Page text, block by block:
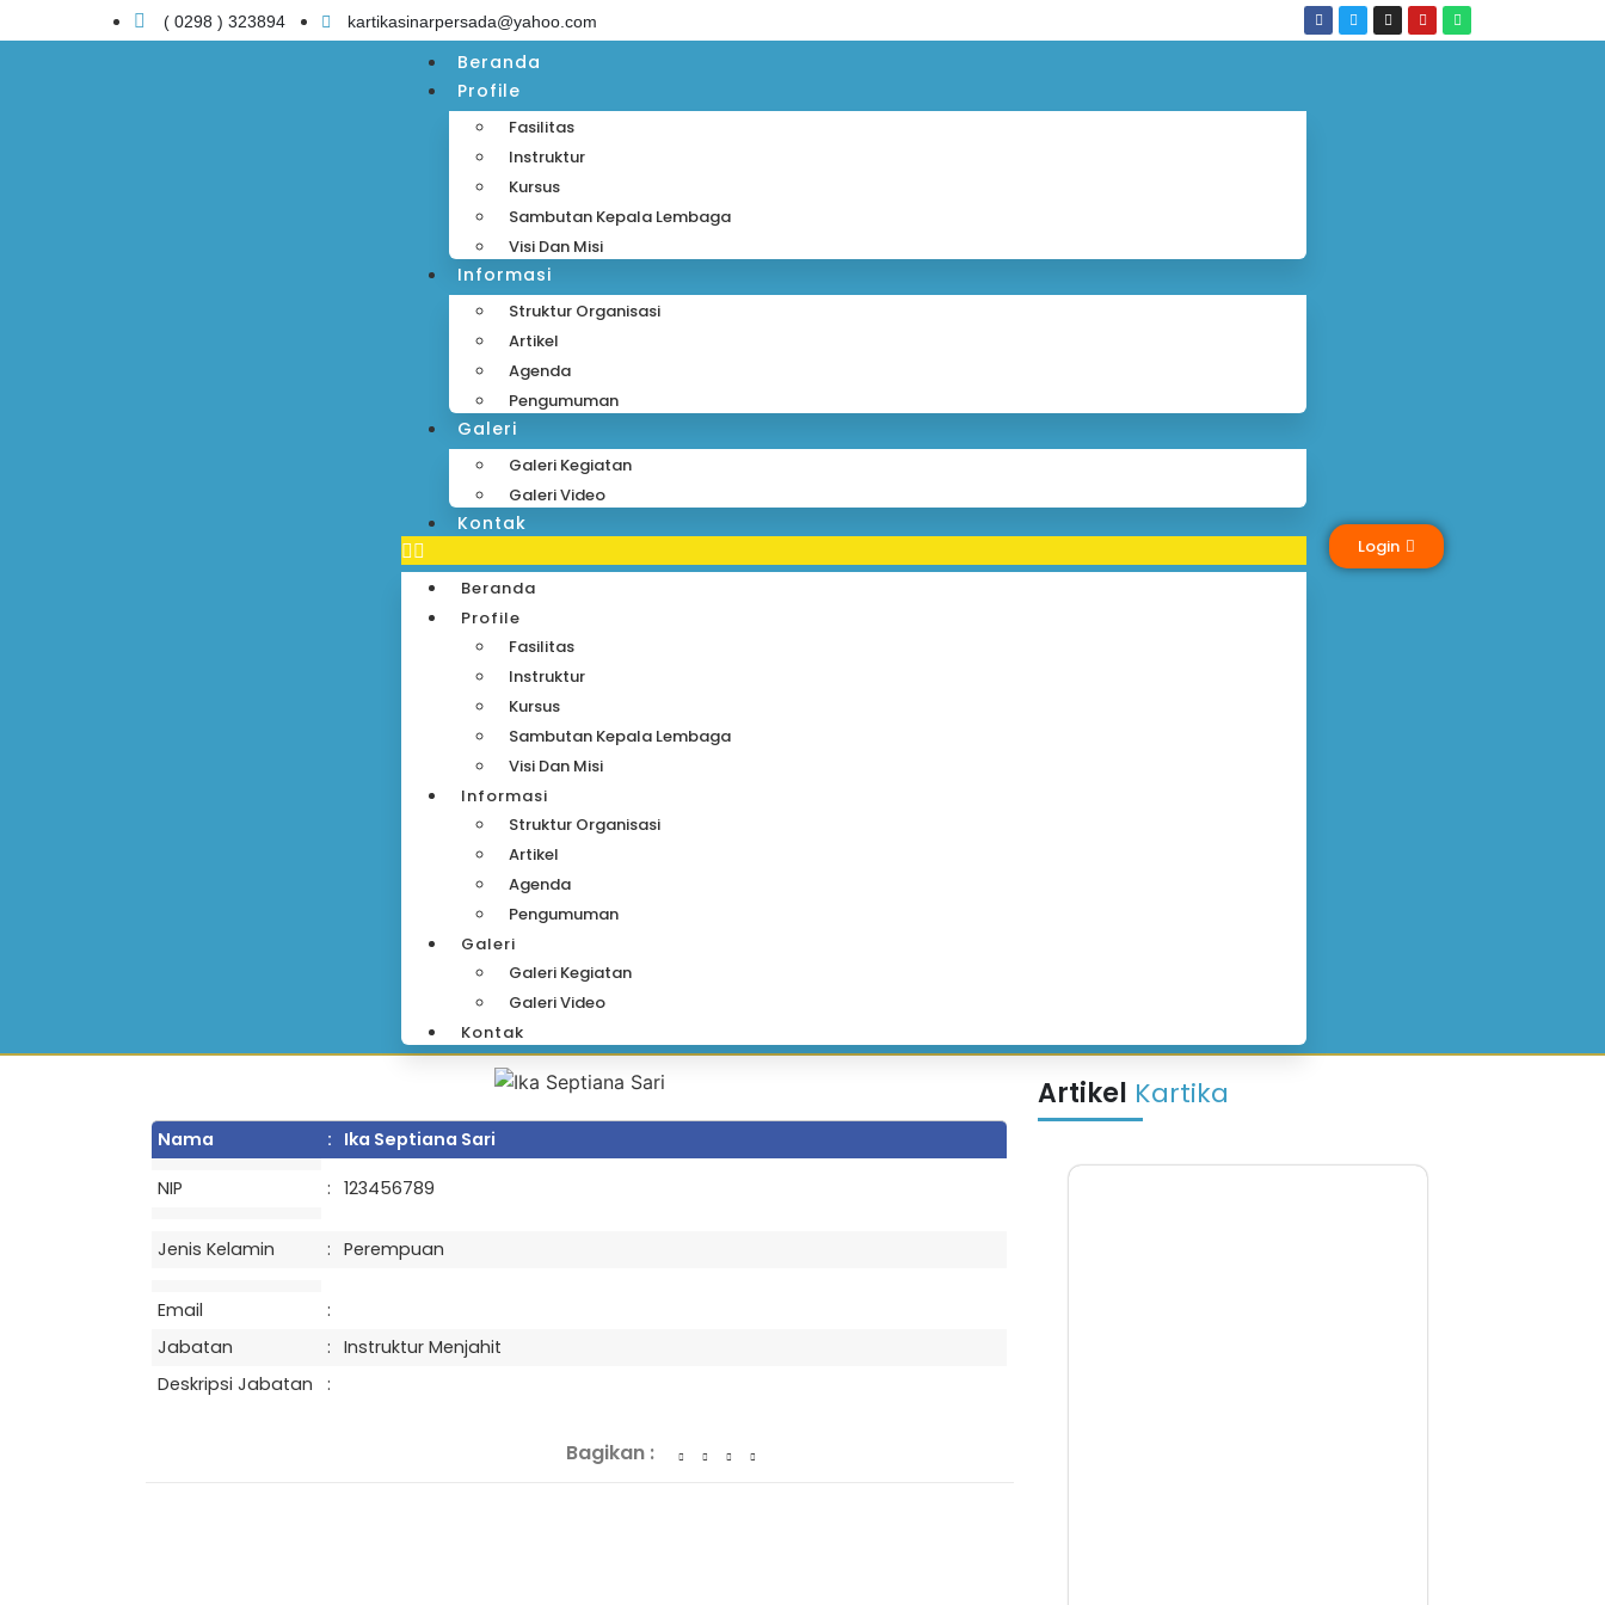
( 0298 ) 323894 kartikasinarpersada@yahoo.com
Beranda
Profile
Fasilitas
Instruktur
Kursus
Sambutan Kepala Lembaga
Visi Dan Misi
Informasi
Struktur Organisasi
Artikel
Agenda
Pengumuman
Galeri
Galeri Kegiatan
Galeri Video
Kontak
Beranda
Profile
Fasilitas
Instruktur
Kursus
Sambutan Kepala Lembaga
Visi Dan Misi
Informasi
Struktur Organisasi
Artikel
Agenda
Pengumuman
Galeri
Galeri Kegiatan
Galeri Video
Kontak
Login
Nama : Ika Septiana Sari
NIP : 123456789
Jenis Kelamin : Perempuan
Email
:
Jabatan
: Instruktur Menjahit
Deskripsi Jabatan
:
Bagikan :
Artikel Kartika